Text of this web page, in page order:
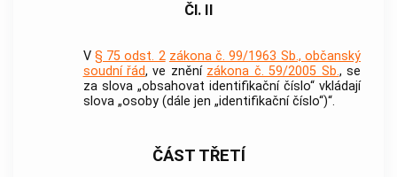
Čl. II
V § 75 odst. 2 zákona č. 99/1963 Sb., občanský
soudní řád, ve znění zákona č. 59/2005 Sb., se
za slova „obsahovat identifikační číslo“ vkládají
slova „osoby (dále jen „identifikační číslo“)“.
ČÁST TŘETÍ